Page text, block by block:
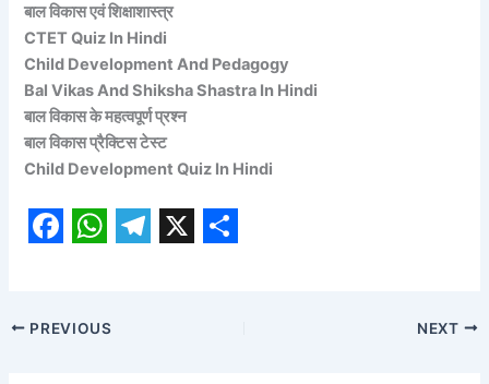
बाल विकास एवं शिक्षाशास्त्र
CTET Quiz In Hindi
Child Development And Pedagogy
Bal Vikas And Shiksha Shastra In Hindi
बाल विकास के महत्वपूर्ण प्रश्न
बाल विकास प्रैक्टिस टेस्ट
Child Development Quiz In Hindi
c a
PREVIOUS NEXT